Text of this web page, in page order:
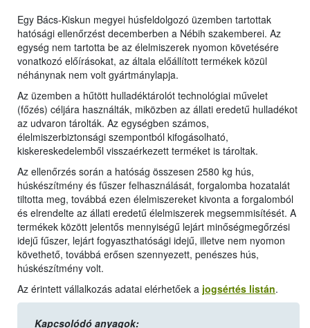
Egy Bács-Kiskun megyei húsfeldolgozó üzemben tartottak
hatósági ellenőrzést decemberben a Nébih szakemberei. Az
egység nem tartotta be az élelmiszerek nyomon követésére
vonatkozó előírásokat, az általa előállított termékek közül
néhánynak nem volt gyártmánylapja.
Az üzemben a hűtött hulladéktárolót technológiai művelet
(főzés) céljára használták, miközben az állati eredetű hulladékot
az udvaron tárolták. Az egységben számos,
élelmiszerbiztonsági szempontból kifogásolható,
kiskereskedelemből visszaérkezett terméket is tároltak.
Az ellenőrzés során a hatóság összesen 2580 kg hús,
húskészítmény és fűszer felhasználását, forgalomba hozatalát
tiltotta meg, továbbá ezen élelmiszereket kivonta a forgalomból
és elrendelte az állati eredetű élelmiszerek megsemmisítését. A
termékek között jelentős mennyiségű lejárt minőségmegőrzési
idejű fűszer, lejárt fogyaszthatósági idejű, illetve nem nyomon
követhető, továbbá erősen szennyezett, penészes hús,
húskészítmény volt.
Az érintett vállalkozás adatai elérhetőek a jogsértés listán.
Kapcsolódó anyagok: